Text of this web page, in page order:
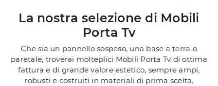
La nostra selezione di Mobili
Porta Tv
Che sia un pannello sospeso, una base a terra o
paretale, troverai molteplici Mobili Porta Tv di ottima
fattura e di grande valore estetico, sempre ampi,
robusti e costruiti in materiali di prima scelta.